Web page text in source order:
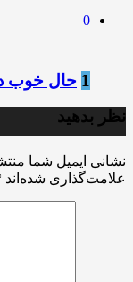
0
1 حال خوب
نظر بدهید
نشانی ایمیل شما
علامت‌گذاری شده‌اند